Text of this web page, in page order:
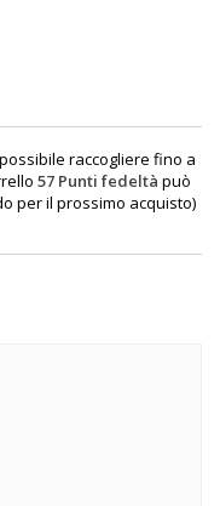
raccogliere fino a
57 Punti fedeltà può
per il prossimo acquisto)